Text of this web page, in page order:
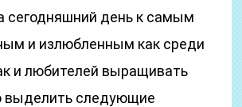
сегодняшний день к самым
и излюбленным как среди
и любителей выращивать
выделить следующие